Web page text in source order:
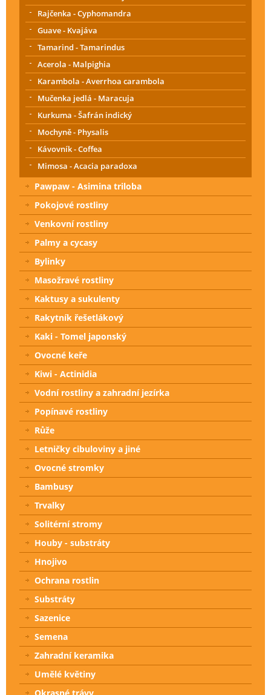
Rajčenka - Cyphomandra
Guave - Kvajáva
Tamarind - Tamarindus
Acerola - Malpighia
Karambola - Averrhoa carambola
Mučenka jedlá - Maracuja
Kurkuma - Šafrán indický
Mochyně - Physalis
Kávovník - Coffea
Mimosa - Acacia paradoxa
Pawpaw - Asimina triloba
Pokojové rostliny
Venkovní rostliny
Palmy a cycasy
Bylinky
Masožravé rostliny
Kaktusy a sukulenty
Rakytník řešetlákový
Kaki - Tomel japonský
Ovocné keře
Kiwi - Actinidia
Vodní rostliny a zahradní jezírka
Popínavé rostliny
Růže
Letničky cibuloviny a jiné
Ovocné stromky
Bambusy
Trvalky
Solitérní stromy
Houby - substráty
Hnojivo
Ochrana rostlin
Substráty
Sazenice
Semena
Zahradní keramika
Umělé květiny